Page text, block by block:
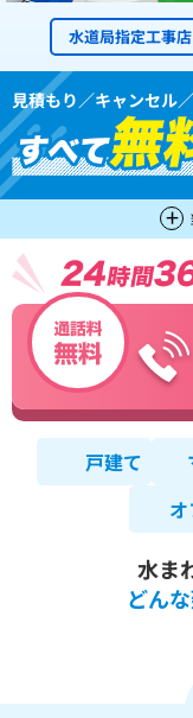
水道局指定工事店
見積もり／キャンセル
戸建て
水ま
どん